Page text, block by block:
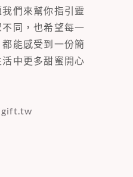
們來幫你指引靈
同，也希望每一
能感受到一份簡
中更多甜蜜開心